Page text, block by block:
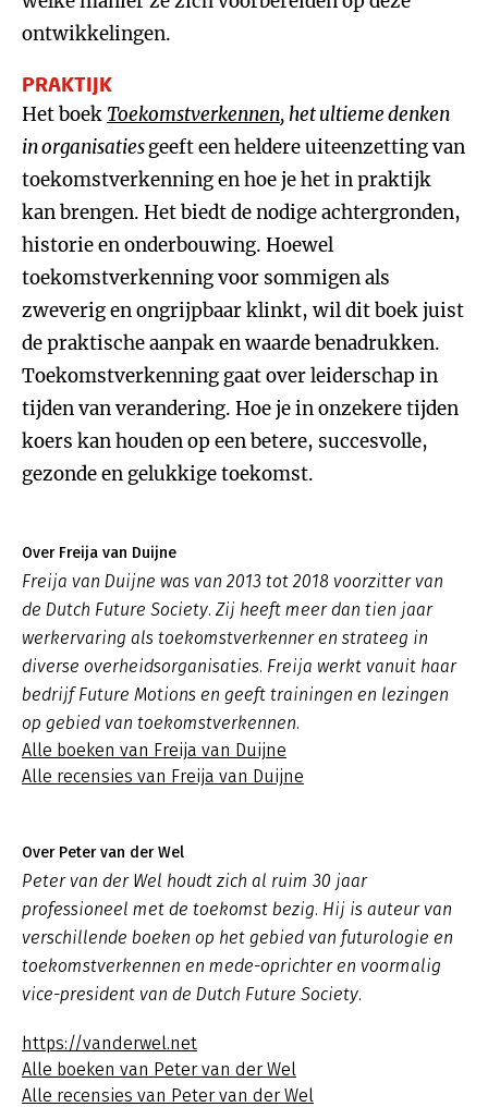
ontwikkelingen.
PRAKTIJK
Het boek Toekomstverkennen, het ultieme denken
in organisatiesgeeft een heldere uiteenzetting van
toekomstverkenning en hoe je het in praktijk
kan brengen. Het biedt de nodige achtergronden,
historie en onderbouwing. Hoewel
toekomstverkenning voor sommigen als
zweverig en ongrijpbaar klinkt, wil dit boek juist
de praktische aanpak en waarde benadrukken.
Toekomstverkenning gaat over leiderschap in
tijden van verandering. Hoe je in onzekere tijden
koers kan houden op een betere, succesvolle,
gezonde en gelukkige toekomst.
Over Freija van Duijne
Freija van Duijne was van 2013 tot 2018 voorzitter van
de Dutch Future Society. Zij heeft meer dan tien jaar
werkervaring als toekomstverkenner en strateeg in
diverse overheidsorganisaties. Freija werkt vanuit haar
bedrijf Future Motions en geeft trainingen en lezingen
op gebied van toekomstverkennen.
Alle boeken van Freija van Duijne
Alle recensies van Freija van Duijne
Over Peter van der Wel
Peter van der Wel houdt zich al ruim 30 jaar
professioneel met de toekomst bezig. Hij is auteur van
verschillende boeken op het gebied van futurologie en
toekomstverkennen en mede-oprichter en voormalig
vice-president van de Dutch Future Society.
https://vanderwel.net
Alle boeken van Peter van der Wel
Alle recensies van Peter van der Wel